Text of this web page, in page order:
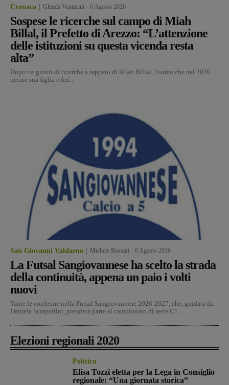
Cronaca Glenda Venturini 6 Agosto 2026
Sospese le ricerche sul campo di Miah
Billal, il Prefetto di Arezzo: “L’attenzione
delle istituzioni su questa vicenda resta
alta”
Dopo tre giorni di ricerche a tappeto di Miah Billal, l'uomo che nel 2020
uccise sua figlia e ferì...
San Giovanni Valdarno Michele Bossini 6 Agosto 2026
La Futsal Sangiovannese ha scelto la strada
della continuità, appena un paio i volti
nuovi
Tante le conferme nella Futsal Sangiovannese 2026-2027, che, guidata da
Daniele Scarpellini, prenderà parte al campionato di serie C1...
Elezioni regionali 2020
Politica
Elisa Tozzi eletta per la Lega in Consiglio
regionale: “Una giornata storica”